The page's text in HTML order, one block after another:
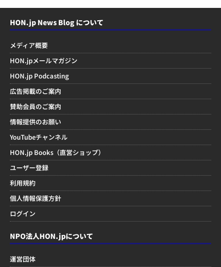
HON.jp News Blog について
メディア概要
HON.jpメールマガジン
HON.jp Podcasting
広告掲載のご案内
賛助会員のご案内
情報提供のお願い
YouTubeチャンネル
HON.jp Books（直営ショップ）
ユーザー登録
利用規約
個人情報保護方針
ログイン
NPO法人HON.jpについて
運営団体